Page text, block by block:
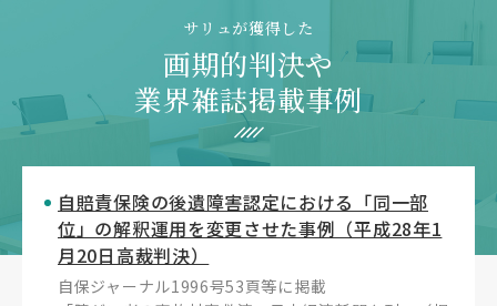
サリュが獲得した
画期的判決や
業界雑誌掲載事例
自賠責保険の後遺障害認定における「同一部
位」の解釈運用を変更させた事例（平成28年1
月20日高裁判決）
自保ジャーナル1996号53頁等に掲載